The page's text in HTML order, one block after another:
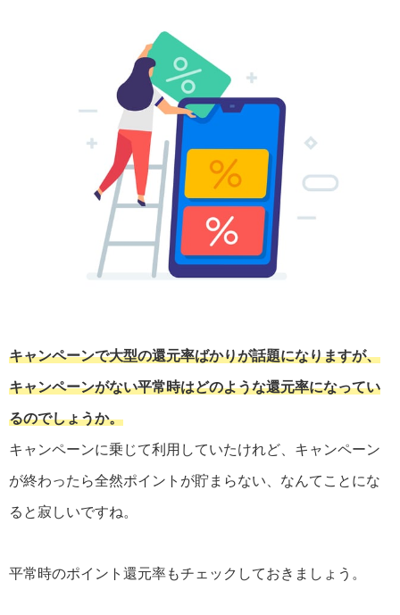
キャンペーンで大型の還元率ばかりが話題になりますが、
キャンペーンがない平常時はどのような還元率になってい
るのでしょうか。
キャンペーンに乗じて利用していたけれど、キャンペーン
が終わったら全然ポイントが貯まらない、なんてことにな
ると寂しいですね。
平常時のポイント還元率もチェックしておきましょう。